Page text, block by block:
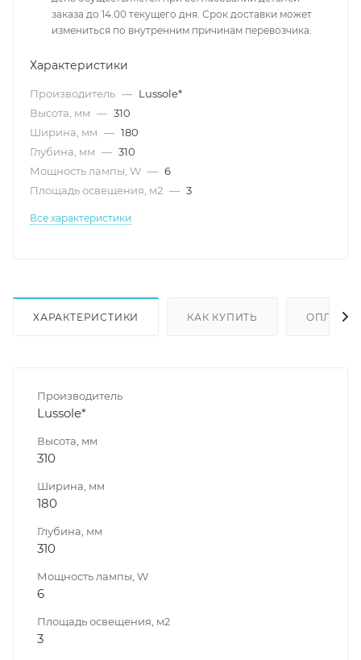
заказа до 14.00 текущего дня. Срок доставки может
измениться по внутренним причинам перевозчика.
Характеристики
Производитель — Lussole*
Высота, мм — 310
Ширина, мм — 180
Глубина, мм — 310
Мощность лампы, W — 6
Площадь освещения, м2 — 3
Все характеристики
ХАРАКТЕРИСТИКИ КАК КУПИТЬ ОПЛАТА
Производитель
Lussole*
Высота, мм
310
Ширина, мм
180
Глубина, мм
310
Мощность лампы, W
6
Площадь освещения, м2
3